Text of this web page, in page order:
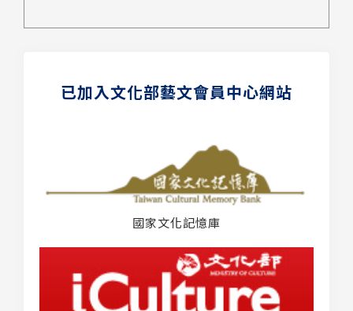
已加入文化部藝文會員中心網站
國家文化記憶庫